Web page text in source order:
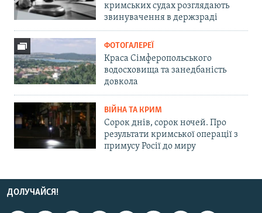
кримських судах розглядають
звинувачення в держзраді
ФОТОГАЛЕРЕЇ
Краса Сімферопольського
водосховища та занедбаність
довкола
ВІЙНА ТА КРИМ
Сорок днів, сорок ночей. Про
результати кримської операції з
примусу Росії до миру
ДОЛУЧАЙСЯ!